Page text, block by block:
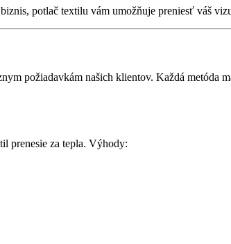
potlač textilu vám umožňuje preniesť váš
požiadavkám našich klientov. Každá metóda
prenesie za tepla. Výhody: